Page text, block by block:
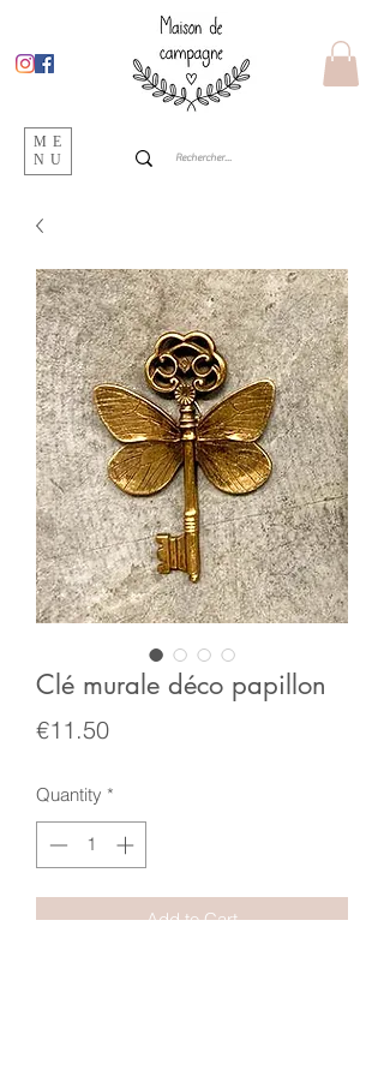
ME
NU
Clé murale déco papillon
€11.50Price
Quantity *
Add to Cart